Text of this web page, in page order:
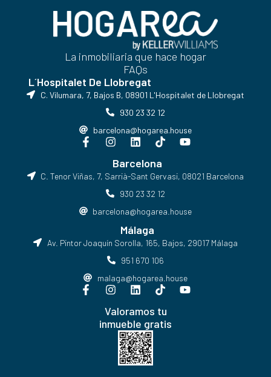
La inmobiliaria que hace hogar
FAQs
L´Hospitalet De Llobregat
C. Vilumara, 7, Bajos B, 08901 L'Hospitalet de Llobregat
930 23 32 12
barcelona@hogarea.house
Barcelona
C. Tenor Viñas, 7, Sarrià-Sant Gervasi, 08021 Barcelona​
930 23 32 12
barcelona@hogarea.house
Málaga
Av. Pintor Joaquín Sorolla, 165, Bajos, 29017 Málaga
951 670 106
malaga@hogarea.house
Valoramos tu
inmueble gratis